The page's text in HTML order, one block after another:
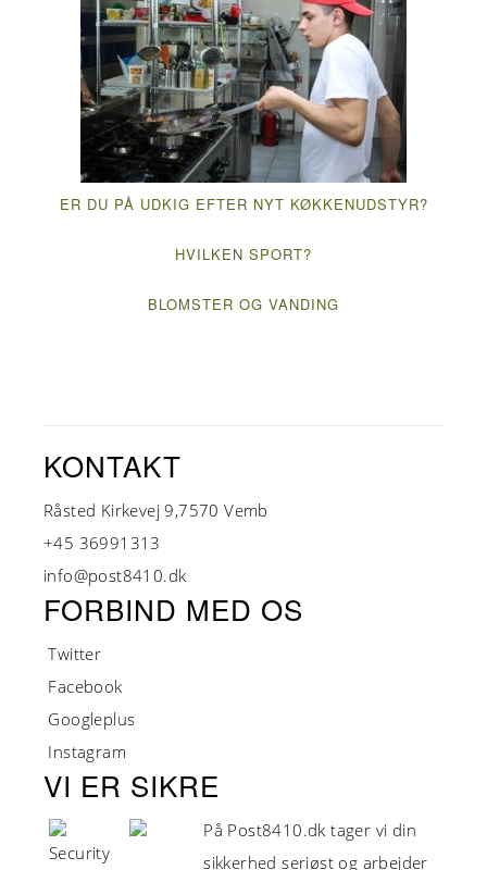
ER DU PÅ UDKIG EFTER NYT KØKKENUDSTYR?
HVILKEN SPORT?
BLOMSTER OG VANDING
KONTAKT
Råsted Kirkevej 9,7570 Vemb
+45 36991313
info@post8410.dk
FORBIND MED OS
Twitter
Facebook
Googleplus
Instagram
VI ER SIKRE
På Post8410.dk tager vi din
sikkerhed seriøst og arbejder